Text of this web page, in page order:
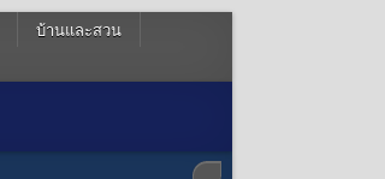
บ้านและสวน